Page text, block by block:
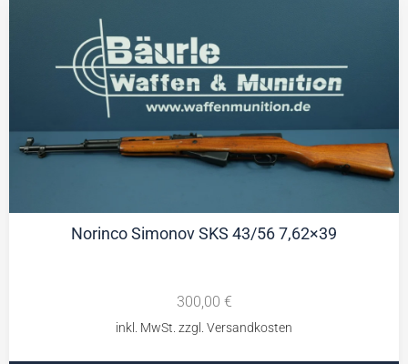
Norinco Simonov SKS 43/56 7,62×39
300,00 €